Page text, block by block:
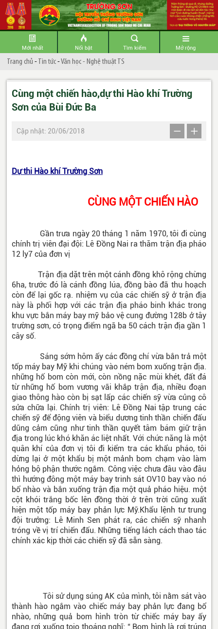
Mới nhất Nổi bật Tìm kiếm Mở rộng
Trang chủ -Tin tức-Văn học - Nghệ thuật TS
Cùng một chiến hào,dự thi Hào khí Trường
Sơn của Bùi Đức Ba
Cập nhật: 20/06/2018
Dự thi Hào khí Trường Sơn
CÙNG MỘT CHIẾN HÀO
Gần trưa ngày 20 tháng 1 năm 1970, tôi đi cùng
chính trị viên đại đội: Lê Đồng Nai ra thăm trận địa pháo
12 ly7 của đơn vị
Trận địa dặt trên một cánh đồng khô rộng chừng
6ha, trước đó là cánh đồng lúa, đồng bào đã thu hoạch
còn để lại gốc rạ. nhiệm vụ của các chiến sỹ ở trận địa
này là phối hợp với các trận địa pháo binh khác trong
khu vực bắn máy bay mỹ bảo vệ cung đường 128b ở tây
trường sơn, có trọng điểm ngã ba 50 cách trận địa gần 1
cây số.
Sáng sớm hôm ấy các đồng chí vừa bắn trả một
tốp máy bay Mỹ khi chúng vào ném bom xuống trận địa.
những hố bom còn mới, còn nồng nặc mùi khét, đất đá
từ những hố bom vương vãi khắp trận địa, nhiều đoạn
giao thông hào còn bị sạt lấp các chiến sỹ vừa củng cô
sửa chữa lại. Chính trị viên: Lê Đồng Nai tập trung các
chiến sỹ để động viên và biểu dương tinh thần chiến đấu
dũng cảm cũng như tinh thần quyết tâm bám giữ trận
địa trong lúc khó khăn ác liệt nhất. Với chức năng là một
quân khí của đơn vị tôi đi kiểm tra các khẩu pháo, tôi
dừng lại ở một khẩu bị một mảnh bom chạm vào làm
hỏng bộ phận thước ngắm. Công việc chưa đâu vào đâu
thì hướng đông một máy bay trinh sát OV10 bay vào nó
bổ nhào và bắn xuống trận địa một quả pháo hiệu. một
cột khói trắng bốc lên đồng thời ở trên trời cũng xuất
hiện một tốp máy bay phản lực Mỹ.Khẩu lệnh tư trung
đội trưởng: Lê Minh Sen phát ra, các chiến sỹ nhanh
tróng về vị trí chiến đấu. Những tiếng lách cách thao tác
chính xác kịp thời các chiến sỹ đã sẵn sàng.
Tôi sử dụng súng AK của mình, tôi nằm sát vào
thành hào ngắm vào chiếc máy bay phản lực đang bổ
nhào, những quả bom hình tròn từ chiếc máy bay ấy
đang rơi xuống toio thoáng nghĩ: “ Bom hình là rơi trúng